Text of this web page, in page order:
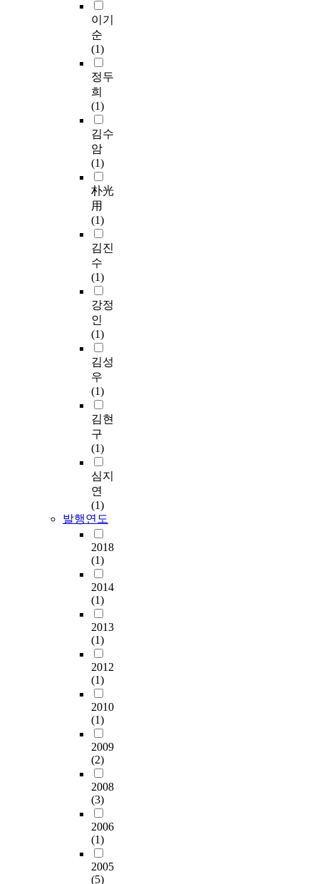
이기
순
(1)
정두
희
(1)
김수
암
(1)
朴光
用
(1)
김진
수
(1)
강정
인
(1)
김성
우
(1)
김현
구
(1)
심지
연
(1)
발행연도
2018
(1)
2014
(1)
2013
(1)
2012
(1)
2010
(1)
2009
(2)
2008
(3)
2006
(1)
2005
(5)